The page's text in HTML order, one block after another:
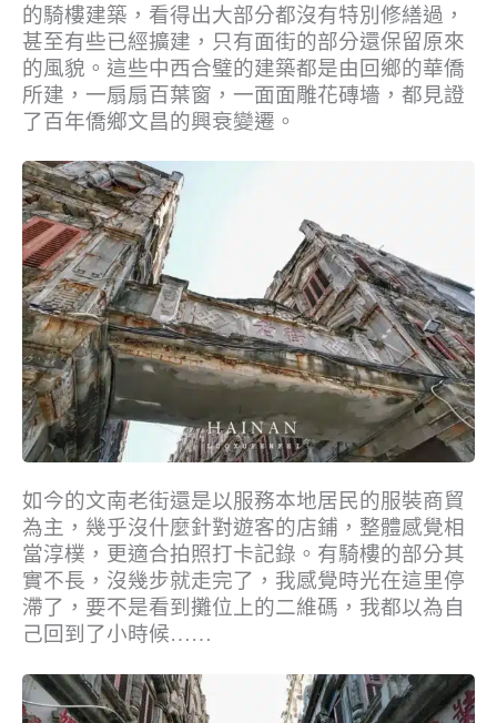
的騎樓建築，看得出大部分都沒有特別修繕過，
甚至有些已經擴建，只有面街的部分還保留原來
的風貌。這些中西合璧的建築都是由回鄉的華僑
所建，一扇扇百葉窗，一面面雕花磚墻，都見證
了百年僑鄉文昌的興衰變遷。
如今的文南老街還是以服務本地居民的服裝商貿
為主，幾乎沒什麼針對遊客的店鋪，整體感覺相
當淳樸，更適合拍照打卡記錄。有騎樓的部分其
實不長，沒幾步就走完了，我感覺時光在這里停
滯了，要不是看到攤位上的二維碼，我都以為自
己回到了小時候……